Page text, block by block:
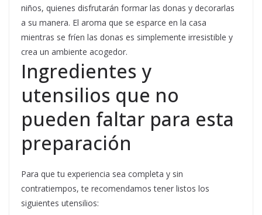
niños, quienes disfrutarán formar las donas y decorarlas
a su manera. El aroma que se esparce en la casa
mientras se fríen las donas es simplemente irresistible y
crea un ambiente acogedor.
Ingredientes y
utensilios que no
pueden faltar para esta
preparación
Para que tu experiencia sea completa y sin
contratiempos, te recomendamos tener listos los
siguientes utensilios: